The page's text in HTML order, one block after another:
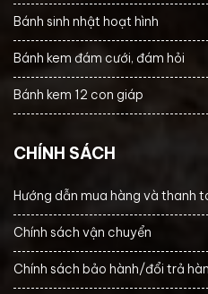
Bánh sinh nhật hoạt hình
Bánh kem đám cưới, đám hỏi
Bánh kem 12 con giáp
CHÍNH SÁCH
Hướng dẫn mua hàng và thanh
Chính sách vận chuyển
Chính sách bảo hành/đổi trả